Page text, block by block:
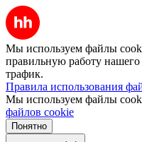
Мы используем файлы
правильную работу нашего
трафик.
Правила использования
Мы используем файлы
файлов cookie
Понятно